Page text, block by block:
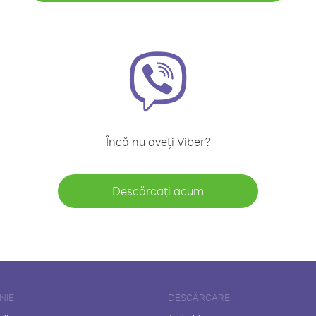
Încă nu aveți Viber?
Descărcați acum
DESCĂRCARE